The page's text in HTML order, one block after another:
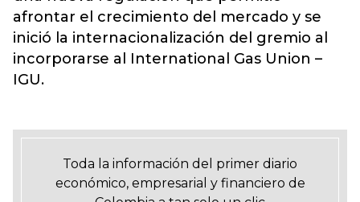
afrontar el crecimiento del mercado y se
inició la internacionalización del gremio al
incorporarse al International Gas Union –
IGU.
Toda la información del primer diario
económico, empresarial y financiero de